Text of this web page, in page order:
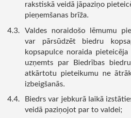
rakstiskā veidā jāpaziņo
pieņemšanas brīža.
Valdes noraidošo lēmumu
var pārsūdzēt biedru
kopsapulce noraida
uzņemts par Biedrības
atkārtotu pieteikumu ne
izbeigšanās.
Biedrs var jebkurā laikā
veidā paziņojot par to valdei;